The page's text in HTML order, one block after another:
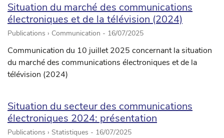
Situation du marché des communications
électroniques et de la télévision (2024)
Publications › Communication - 16/07/2025
Communication du 10 juillet 2025 concernant la situation
du marché des communications électroniques et de la
télévision (2024)
Situation du secteur des communications
électroniques 2024: présentation
Publications › Statistiques - 16/07/2025